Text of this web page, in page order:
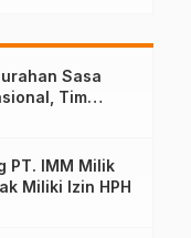
Sasa
Tim
di Ternate
PT. IMM Milik
Miliki Izin HPH